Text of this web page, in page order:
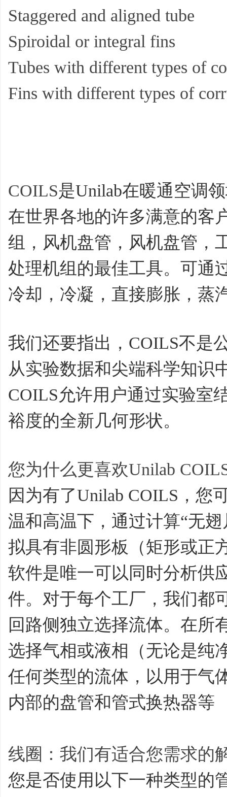
Staggered and aligned tube
Spiroidal or integral fins
Tubes with different types of
Fins with different types of
COILS是Unilab在暖通空调
在世界各地的许多满意的客
组，风机盘管，风机盘管，
处理机组的最佳工具。可通
冷却，冷凝，直接膨胀，蒸
我们还要指出，COILS不是
从实验数据和尖端科学知识
COILS允许用户通过实验室
裕度的全新几何形状。
您为什么更喜欢Unilab
因为有了Unilab COILS，您
温和高温下，通过计算“无
拟具有非圆形板（矩形或正
软件是唯一可以同时分析供
件。对于每个工厂，我们都
回路侧独立选择流体。在所
选择气相或液相（无论是纯
任何类型的流体，以用于气
内部的盘管和管式换热器等
线圈：我们有适合您需求的
您是否使用以下一种类型的